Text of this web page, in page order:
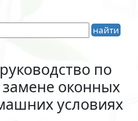
по
оконных
условиях